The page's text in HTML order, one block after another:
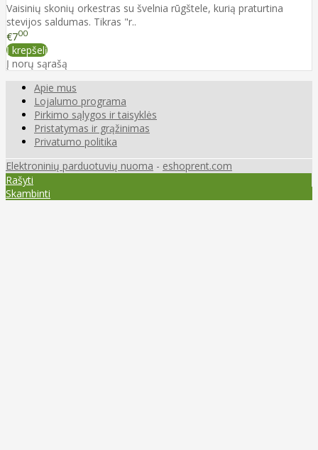
Vaisinių skonių orkestras su švelnia rūgštele, kurią praturtina
stevijos saldumas. Tikras "r..
€700
Į krepšelį
Į norų sąrašą
Apie mus
Lojalumo programa
Pirkimo sąlygos ir taisyklės
Pristatymas ir grąžinimas
Privatumo politika
Elektroninių parduotuvių nuoma - eshoprent.com
Rašyti
Skambinti